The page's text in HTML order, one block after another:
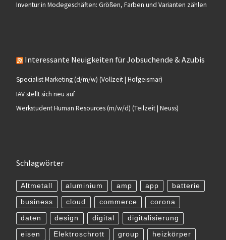
Inventur in Modegeschäften: Größen, Farben und Varianten zählen
Interessante Neuigkeiten für Jobsuchende & Azubis
Specialist Marketing (d/m/w) (Vollzeit | Hofgeismar)
IAV stellt sich neu auf
Werkstudent Human Resources (m/w/d) (Teilzeit | Neuss)
Schlagwörter
Altmetall aluminium amp app batterie
business cloud commerce corona
daten design digital digitalisierung
eisen Elektroschrott group heizkörper